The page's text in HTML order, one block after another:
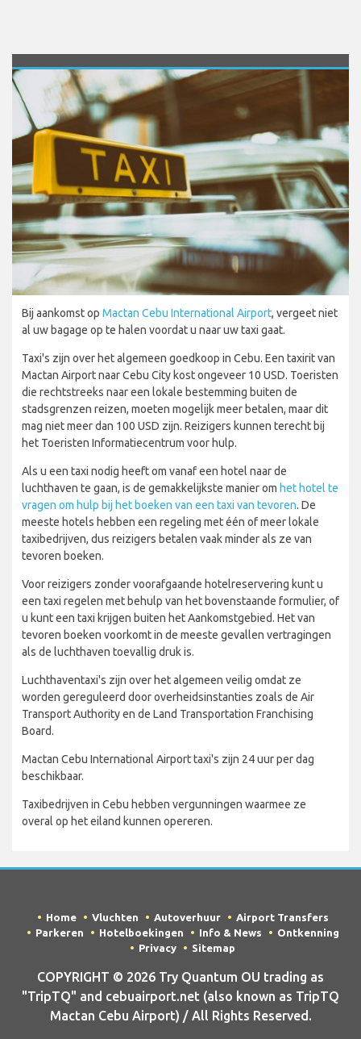
Bij aankomst op Mactan Cebu International Airport, vergeet niet
al uw bagage op te halen voordat u naar uw taxi gaat.
Taxi's zijn over het algemeen goedkoop in Cebu. Een taxirit van
Mactan Airport naar Cebu City kost ongeveer 10 USD. Toeristen
die rechtstreeks naar een lokale bestemming buiten de
stadsgrenzen reizen, moeten mogelijk meer betalen, maar dit
mag niet meer dan 100 USD zijn. Reizigers kunnen terecht bij
het Toeristen Informatiecentrum voor hulp.
Als u een taxi nodig heeft om vanaf een hotel naar de
luchthaven te gaan, is de gemakkelijkste manier om het hotel te
vragen om hulp bij het boeken van een taxi van tevoren. De
meeste hotels hebben een regeling met één of meer lokale
taxibedrijven, dus reizigers betalen vaak minder als ze van
tevoren boeken.
Voor reizigers zonder voorafgaande hotelreservering kunt u
een taxi regelen met behulp van het bovenstaande formulier, of
u kunt een taxi krijgen buiten het Aankomstgebied. Het van
tevoren boeken voorkomt in de meeste gevallen vertragingen
als de luchthaven toevallig druk is.
Luchthaventaxi's zijn over het algemeen veilig omdat ze
worden gereguleerd door overheidsinstanties zoals de Air
Transport Authority en de Land Transportation Franchising
Board.
Mactan Cebu International Airport taxi's zijn 24 uur per dag
beschikbaar.
Taxibedrijven in Cebu hebben vergunningen waarmee ze
overal op het eiland kunnen opereren.
Home Vluchten Autoverhuur
Airport Transfers
Parkeren
Hotelboekingen Info & News
Ontkenning
Privacy
Sitemap
COPYRIGHT © 2026 Try Quantum OU trading as
"TripTQ" and cebuairport.net (also known as TripTQ
Mactan Cebu Airport) / All Rights Reserved.